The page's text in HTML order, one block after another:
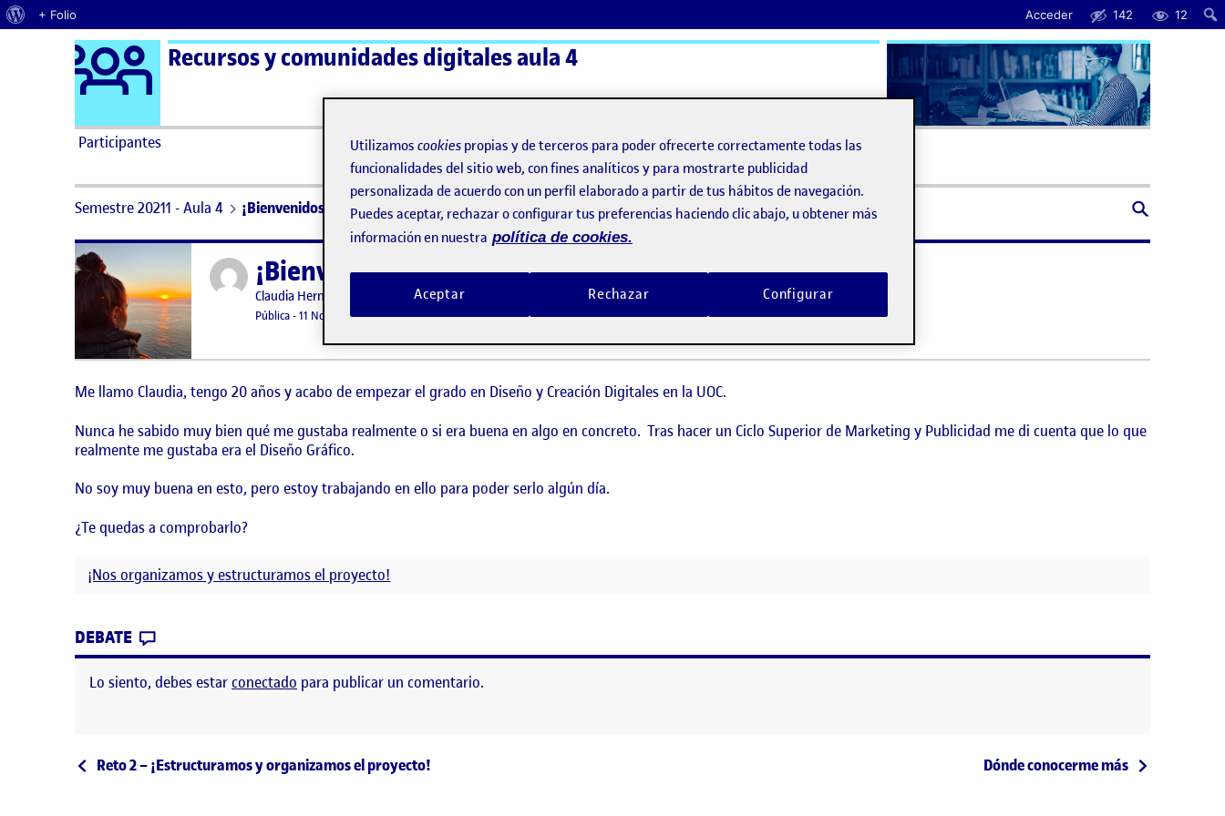
Acerca de WordPress
+ Folio Acceder 142 12
Saltar al contenido Logo Ágora
Recursos y comunidades digitales aula 4
Participantes ActiFolios Ayuda
Semestre 20211 - Aula 4 ¡Bienvenidos!
Publicado por¡Bienvenidos!
Publicado por
Claudia Hernandez Mariblanca
Visibilidad:
Pública-Fecha de publicación
11 Nov 202111 noviembre, 2021 8:43 pm
-comentarioen ¡Bienvenidos!
Me llamo Claudia, tengo 20 años y acabo de empezar el grado en Diseño y Creación Digitales en la UOC.
Nunca he sabido muy bien qué me gustaba realmente o si era buena en algo en concreto. Tras hacer un Ciclo Superior de Marketing y Publicidad me di cuenta que lo que
realmente me gustaba era el Diseño Gráfico.
No soy muy buena en esto, pero estoy trabajando en ello para poder serlo algún día.
¿Te quedas a comprobarlo?
¡Nos organizamos y estructuramos el proyecto!
DEBATE
Lo siento, debes estarconectado para publicar un comentario.
Navegación de entradas
Entrada anterior
Reto 2 – ¡Estructuramos y organizamos el proyecto! Entrada siguiente
Dónde conocerme más
Utilizamos cookies propias y de terceros para poder ofrecerte correctamente todas las
funcionalidades del sitio web, con fines analíticos y para mostrarte publicidad
personalizada de acuerdo con un perfil elaborado a partir de tus hábitos de navegación.
Puedes aceptar, rechazar o configurar tus preferencias haciendo clic abajo, u obtener más
información en nuestra política de cookies.
Rechazar
Aceptar Configurar